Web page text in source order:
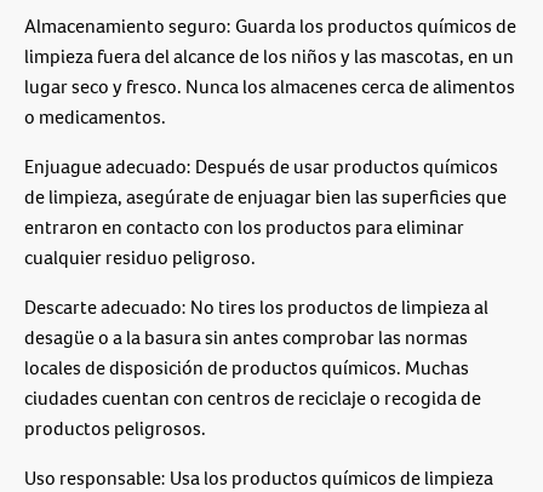
Almacenamiento seguro: Guarda los productos químicos de
limpieza fuera del alcance de los niños y las mascotas, en un
lugar seco y fresco. Nunca los almacenes cerca de alimentos
o medicamentos.
Enjuague adecuado: Después de usar productos químicos
de limpieza, asegúrate de enjuagar bien las superficies que
entraron en contacto con los productos para eliminar
cualquier residuo peligroso.
Descarte adecuado: No tires los productos de limpieza al
desagüe o a la basura sin antes comprobar las normas
locales de disposición de productos químicos. Muchas
ciudades cuentan con centros de reciclaje o recogida de
productos peligrosos.
Uso responsable: Usa los productos químicos de limpieza